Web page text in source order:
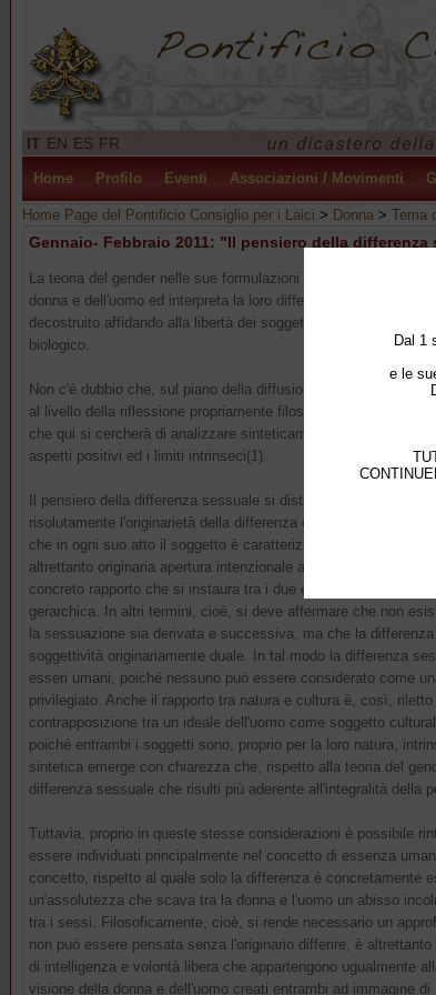
IT EN ES FR
Home Profilo Eventi Associazioni / Movimenti
Home Page del Pontificio Consiglio per i Laici > Donna > Tema
Gennaio- Febbraio 2011: "Il pensiero della differenza
La teoria del gender nelle sue formulazioni radicali nega
donna e dell'uomo ed interpreta la loro differenza come un
decostruito affidando alla libertà dei soggetti la scelta della
biologico.
Non c'è dubbio che, sul piano della diffusione nell'opinione
al livello della riflessione propriamente filosofica, non risulta
che qui si cercherà di analizzare sinteticamente, facendo
aspetti positivi ed i limiti intrinseci(1).
Il pensiero della differenza sessuale si distingue
risolutamente l'originarietà della differenza che è iscritta nel
che in ogni suo atto il soggetto è caratterizzato dalla sua
altrettanto originaria apertura intenzionale all'altro sesso,
concreto rapporto che si instaura tra i due e che è orizzontale,
gerarchica. In altri termini, cioè, si deve affermare che non
la sessuazione sia derivata e successiva, ma che la
soggettività originariamente duale. In tal modo la differenza
esseri umani, poiché nessuno può essere considerato come
privilegiato. Anche il rapporto tra natura e cultura è, così,
contrapposizione tra un ideale dell'uomo come soggetto
poiché entrambi i soggetti sono, proprio per la loro natura,
sintetica emerge con chiarezza che, rispetto alla teoria del
differenza sessuale che risulti più aderente all'integralità della
Tuttavia, proprio in queste stesse considerazioni è possibile
essere individuati principalmente nel concetto di essenza
concetto, rispetto al quale solo la differenza è concretamente
un'assolutezza che scava tra la donna e l'uomo un abisso
tra i sessi. Filosoficamente, cioè, si rende necessario un
non può essere pensata senza l'originario differire, è
di intelligenza e volontà libera che appartengono ugualmente
visione della donna e dell'uomo creati entrambi ad immagine
Dal 1
e le